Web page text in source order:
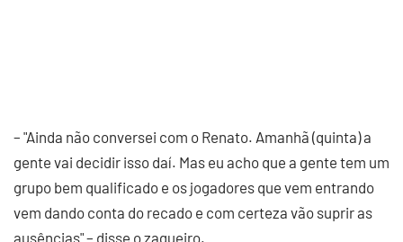
– "Ainda não conversei com o Renato. Amanhã (quinta) a
gente vai decidir isso daí. Mas eu acho que a gente tem um
grupo bem qualificado e os jogadores que vem entrando
vem dando conta do recado e com certeza vão suprir as
ausências" – disse o zagueiro.